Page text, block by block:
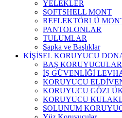
YELEKLER
SOFTSHELL MONT
REFLEKTÖRLÜ
PANTOLONLAR
TULUMLAR
Şapka ve Başlıklar
KİŞİSEL KORUYUCU
BAŞ KORUYUCULAR
İŞ GÜVENLİĞİ
KORUYUCU
KORUYUCU
KORUYUCU
SOLUNUM